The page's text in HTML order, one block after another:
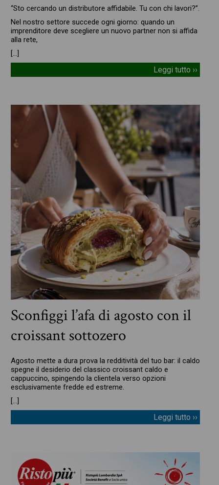
“Sto cercando un distributore affidabile. Tu con chi lavori?”.
Nel nostro settore succede ogni giorno: quando un
imprenditore deve scegliere un nuovo partner non si affida
alla rete,
[…]
Leggi tutto ››
Sconfiggi l’afa di agosto con il
croissant sottozero
Agosto mette a dura prova la redditività del tuo bar: il caldo
spegne il desiderio del classico croissant caldo e
cappuccino, spingendo la clientela verso opzioni
esclusivamente fredde ed estreme.
[…]
Leggi tutto ››